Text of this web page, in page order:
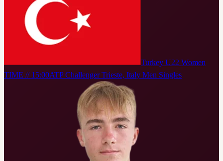
Turkey U22 Women
TIME // 15:00ATP Challenger Trieste, Italy Men Singles